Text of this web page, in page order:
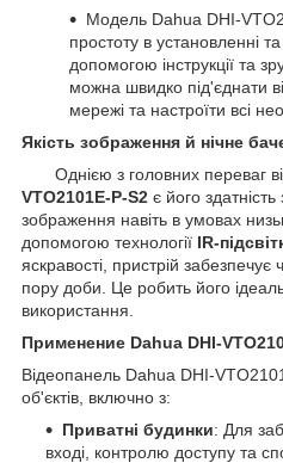
Модель Dahua DHI-
простоту в установленні
допомогою інструкції та
можна швидко під'єднати
мережі та настроїти всі
Якість зображення й нічне
Однією з головних переваг
VTO2101E-P-S2 є його
зображення навіть в умовах
допомогою технології IR-
яскравості, пристрій
пору доби. Це робить його
використання.
Применение Dahua DHI-
Відеопанель Dahua DHI-
об'єктів, включно з:
Приватні будинки: Для
вході, контролю доступу та